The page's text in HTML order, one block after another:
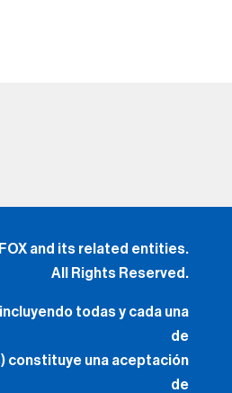
and its related entities.
All Rights Reserved.
todas y cada una
de
constituye una aceptación
de